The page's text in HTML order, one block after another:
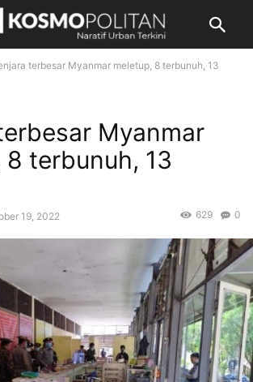
terbesar Myanmar meletup, 8 terbunuh, 13
Myanmar
8 terbunuh, 13
19, 2022 0
629